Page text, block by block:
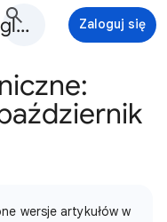
Centrum zasad Google Ads - Pomoc Zaloguj się
wersje artykułów w